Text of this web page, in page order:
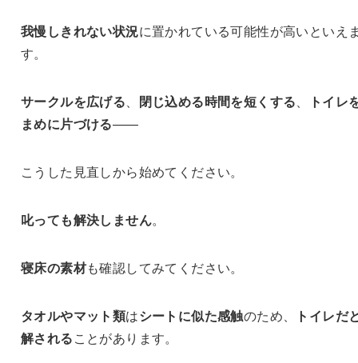
我慢しきれない状況に置かれている可能性が高いといえ
す。
サークルを広げる、 閉じ込める時間を短くする、
トイレ
まめに片づける——
こうした見直しから始めてください。
叱っても解決しません。
寝床の素材も確認してみてください。
タオルやマット類はシートに似た感触のため、
トイレだ
解されることがあります。